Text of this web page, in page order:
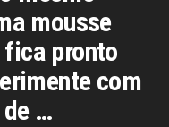
mousse
pronto
com
de …